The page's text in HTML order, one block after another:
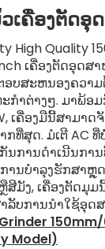
ເຄື່ອງຕັດອຸ
High Quality
ເຄື່ອງຕັດອຸດສາ
ອບສະຫນອງຄວາ
ກໍາຕ່າງໆ. ມາພ້ອ
ເຄື່ອງມືນີ້ສາມາດ
ທີ່ສຸດ. ມໍເຕີ AC ທີ່
ນການດໍາເນີນກາ
ນບໍາລຸງຮັກສາຫຼຸດ
ສີມັງ, ເຄື່ອງຕັດມຸ
ລັບການນໍາໃຊ້ອຸດ
Model)